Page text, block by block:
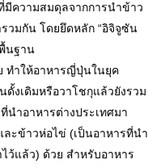
มีความสมดุลจากการนำข้าว
วมกัน โดยยึดหลัก “อิจิจูซัน
นฐาน
ทำให้อาหารญี่ปุ่นในยุค
งเดิมหรือวาโชกุแล้วยังรวม
นำอาหารต่างประเทศมา
ะข้าวห่อไข่ (เป็นอาหารที่นำ
ว้แล้ว) ด้วย สำหรับอาหาร